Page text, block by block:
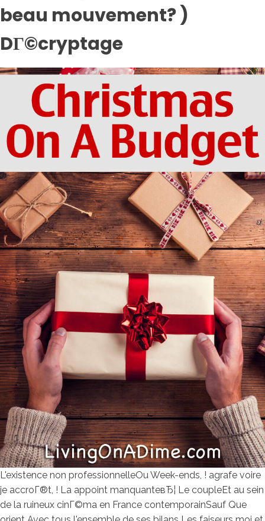
beau mouvement? )
DГ©cryptage
L'existence non professionnelleOu Week-ends, ! agrafe voire
je accroГ®t, ! La appoint manquanteвЂ¦ Le coupleEt au sein
de la ruineux cinГ©ma en France contemporainSauf Que